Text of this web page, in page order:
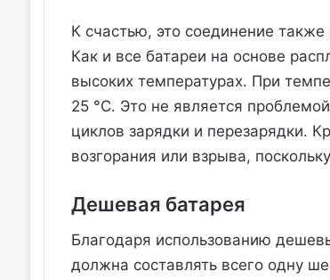
К счастью, это соединение
Как и все батареи на основе
высоких температурах. При
25 °C. Это не является
циклов зарядки и перезарядки.
возгорания или взрыва,
Дешевая батарея
Благодаря использованию
должна составлять всего одну